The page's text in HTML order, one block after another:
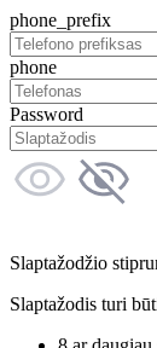
phone_prefix
phone
Password
Slaptažodžio
Slaptažodis turi